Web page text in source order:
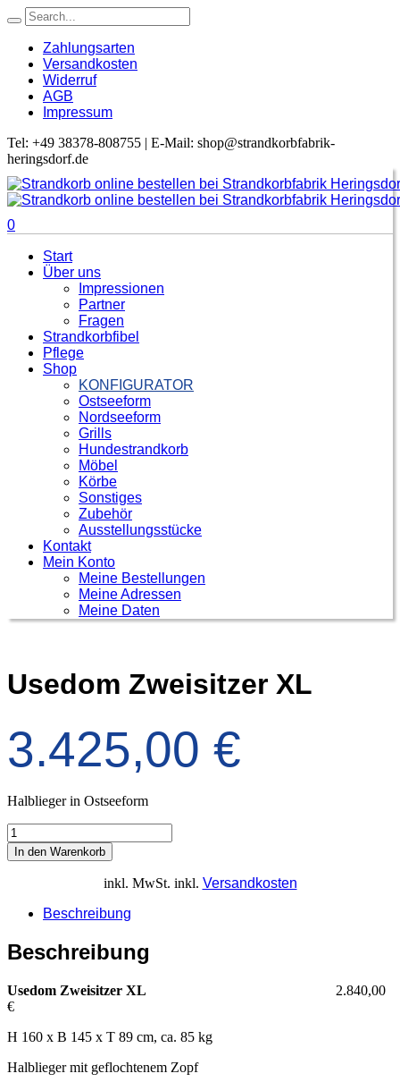
Zahlungsarten
Versandkosten
Widerruf
AGB
Impressum
Tel: +49 38378-808755 | E-Mail: shop@strandkorbfabrik-
heringsdorf.de
0
Start
Über uns
Impressionen
Partner
Fragen
Strandkorbfibel
Pflege
Shop
KONFIGURATOR
Ostseeform
Nordseeform
Grills
Hundestrandkorb
Möbel
Körbe
Sonstiges
Zubehör
Ausstellungsstücke
Kontakt
Mein Konto
Meine Bestellungen
Meine Adressen
Meine Daten
Usedom Zweisitzer XL
3.425,00 €
Halblieger in Ostseeform
In den Warenkorb
inkl. MwSt. inkl. Versandkosten
Beschreibung
Beschreibung
Usedom Zweisitzer XL 2.840,00
€
H 160 x B 145 x T 89 cm, ca. 85 kg
Halblieger mit geflochtenem Zopf